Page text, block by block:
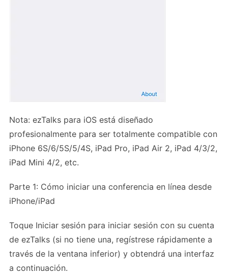
Nota: ezTalks para iOS está diseñado
profesionalmente para ser totalmente compatible con
iPhone 6S/6/5S/5/4S, iPad Pro, iPad Air 2, iPad 4/3/2,
iPad Mini 4/2, etc.
Parte 1: Cómo iniciar una conferencia en línea desde
iPhone/iPad
Toque Iniciar sesión para iniciar sesión con su cuenta
de ezTalks (si no tiene una, regístrese rápidamente a
través de la ventana inferior) y obtendrá una interfaz
a continuación.